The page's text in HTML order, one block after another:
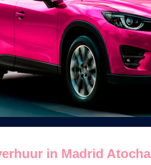
in Madrid Atocha